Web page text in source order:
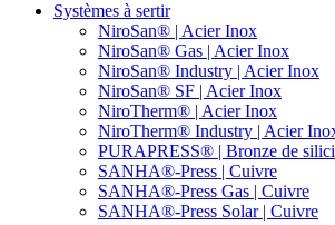
Systèmes à sertir
NiroSan® | Acier Inox
NiroSan® Gas | Acier Inox
NiroSan® Industry | Acier Inox
NiroSan® SF | Acier Inox
NiroTherm® | Acier Inox
NiroTherm® Industry | Acier
PURAPRESS® | Bronze de
SANHA®-Press | Cuivre
SANHA®-Press Gas | Cuivre
SANHA®-Press Solar | Cuivre